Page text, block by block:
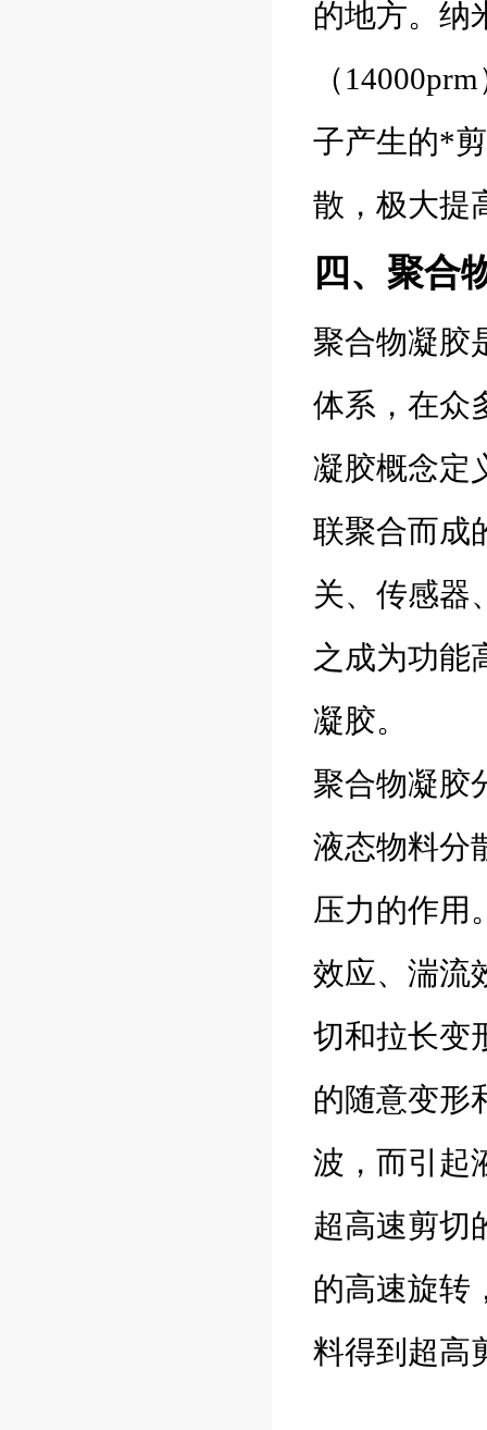
的地方。纳
（
子产生的*
散，极大提
四、聚合
聚合物凝胶
体系，在众
凝胶概念定
联聚合而成
关、传感器
之成为功能
凝胶。
聚合物凝胶
液态物料分
压力的作用
效应、湍流
切和拉长变
的随意变形
波，而引起
超高速剪切
的高速旋转
料得到超高